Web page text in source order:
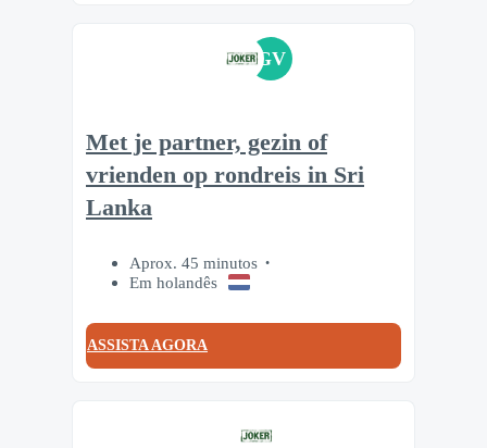
GV
Met je partner, gezin of
vrienden op rondreis in Sri
Lanka
Aprox. 45 minutos
Em holandês
ASSISTA AGORA